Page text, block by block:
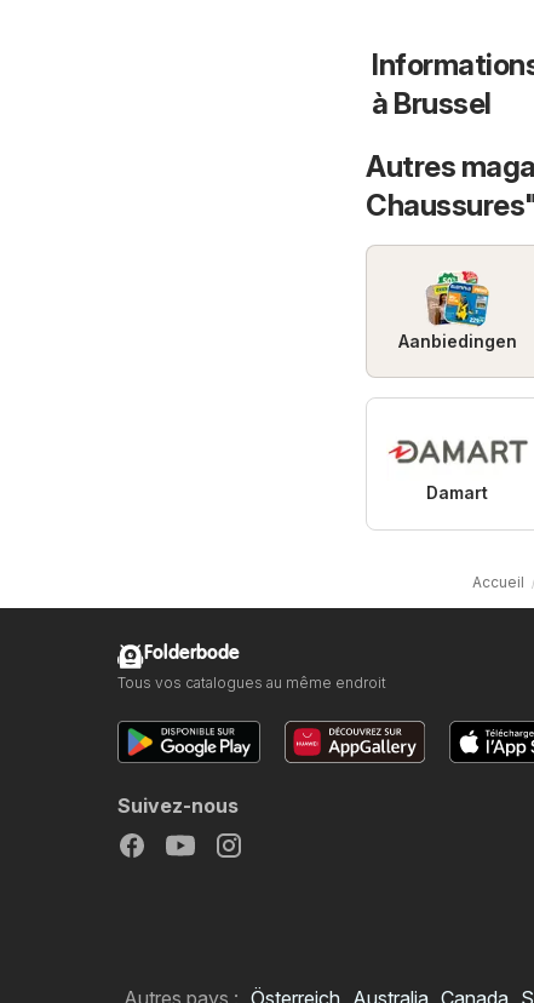
à Brussel
Autres
Aanbiedingen
Damart
Accueil
Folderbode
Tous vos catalogues au même endroit
Suivez-nous
Autres pays : Österreich Australia Canada